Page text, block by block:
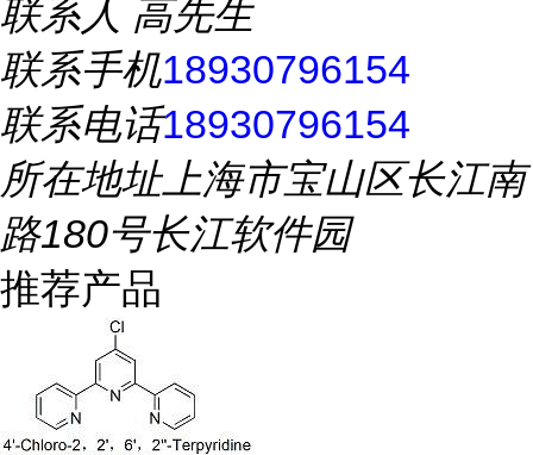
联系人 高先生
联系手机18930796154
联系电话18930796154
所在地址上海市宝山区长江南
路180号长江软件园
推荐产品